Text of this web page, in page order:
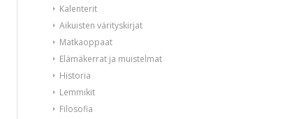
Kalenterit
Aikuisten värityskirjat
Matkaoppaat
Elämäkerrat ja muistelmat
Historia
Lemmikit
Filosofia